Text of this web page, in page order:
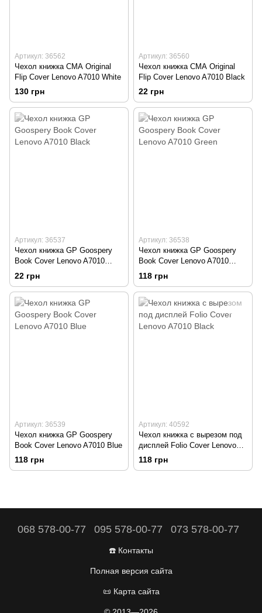
Артикул: 36562
Чехол книжка CМА Original
Flip Cover Lenovo A7010 White
130 грн
Артикул: 36560
Чехол книжка СМА Original
Flip Cover Lenovo A7010 Black
22 грн
Артикул: 36537
Чехол книжка GP Goospery
Book Cover Lenovo A7010
Black
22 грн
Артикул: 36538
Чехол книжка GP Goospery
Book Cover Lenovo A7010
Green
118 грн
Артикул: 36539
Чехол книжка GP Goospery
Book Cover Lenovo A7010 Blue
118 грн
Артикул: 40592
Чехол книжка с вырезом под
дисплей Folio Cover Lenovo
A7010 Black
118 грн
068 578-00-77 095 578-00-77 073 578-00-77
☎️ Контакты
Полная версия сайта
📜 Карта сайта